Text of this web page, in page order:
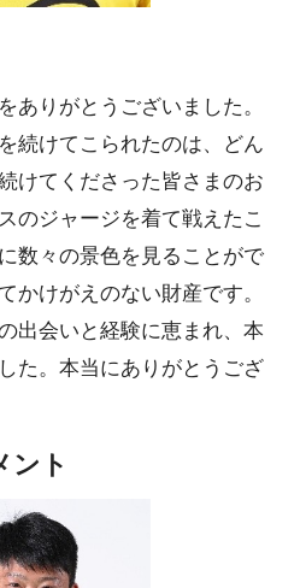
ありがとうございました。
続けてこられたのは、どん
けてくださった皆さまのお
のジャージを着て戦えたこ
数々の景色を見ることがで
かけがえのない財産です。
出会いと経験に恵まれ、本
た。本当にありがとうござ
ント